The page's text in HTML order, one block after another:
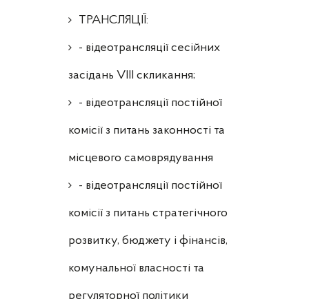
ТРАНСЛЯЦІЇ:
- відеотрансляції сесійних
засідань VIII скликання;
- відеотрансляції постійної
комісії з питань законності та
місцевого самоврядування
- відеотрансляції постійної
комісії з питань стратегічного
розвитку, бюджету і фінансів,
комунальної власності та
регуляторної політики